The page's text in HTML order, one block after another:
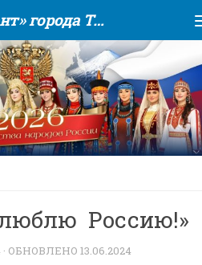
МБОУ ОШ «Горизонт» города Тюмени
Россию!»
· ОБНОВЛЕНО 13.06.2024